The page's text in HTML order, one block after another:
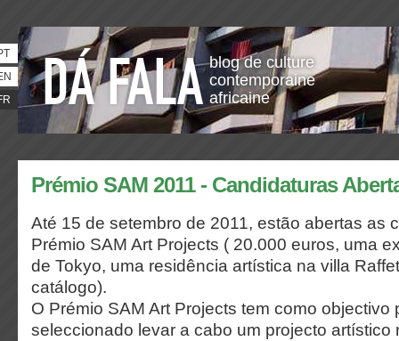
blog de culture
contemporaine
africaine
Prémio SAM 2011 - Candidaturas
Até 15 de setembro de 2011, estão abertas as
Prémio SAM Art Projects ( 20.000 euros, uma
de Tokyo, uma residência artística na villa
catálogo).
O Prémio SAM Art Projects tem como objectivo
seleccionado levar a cabo um projecto artístico